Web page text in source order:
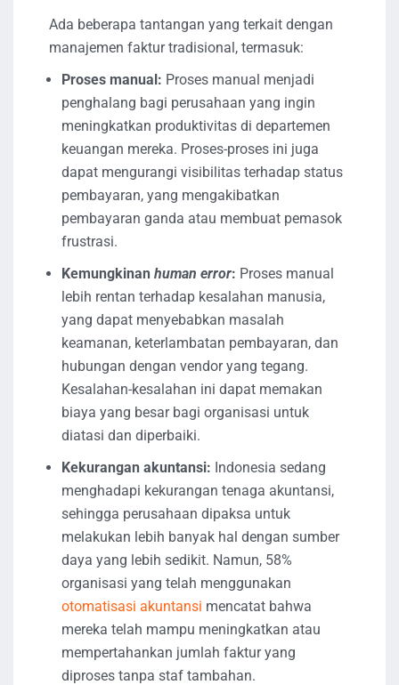
Ada beberapa tantangan yang terkait dengan
manajemen faktur tradisional, termasuk:
Proses manual: Proses manual menjadi
penghalang bagi perusahaan yang ingin
meningkatkan produktivitas di departemen
keuangan mereka. Proses-proses ini juga
dapat mengurangi visibilitas terhadap status
pembayaran, yang mengakibatkan
pembayaran ganda atau membuat pemasok
frustrasi.
Kemungkinan human error: Proses manual
lebih rentan terhadap kesalahan manusia,
yang dapat menyebabkan masalah
keamanan, keterlambatan pembayaran, dan
hubungan dengan vendor yang tegang.
Kesalahan-kesalahan ini dapat memakan
biaya yang besar bagi organisasi untuk
diatasi dan diperbaiki.
Kekurangan akuntansi: Indonesia sedang
menghadapi kekurangan tenaga akuntansi,
sehingga perusahaan dipaksa untuk
melakukan lebih banyak hal dengan sumber
daya yang lebih sedikit. Namun, 58%
organisasi yang telah menggunakan
otomatisasi akuntansi mencatat bahwa
mereka telah mampu meningkatkan atau
mempertahankan jumlah faktur yang
diproses tanpa staf tambahan.